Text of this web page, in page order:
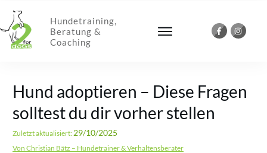
Hundetraining,
Beratung &
Coaching
Hund adoptieren – Diese Fragen
solltest du dir vorher stellen
Zuletzt aktualisiert: 29/10/2025
Von Christian Bätz – Hundetrainer & Verhaltensberater